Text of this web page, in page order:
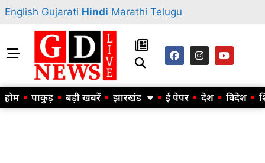
English Gujarati Hindi Marathi Telugu
होम पाकुड़ बड़ी खबरें झारखंड ई पेपर देश विदेश